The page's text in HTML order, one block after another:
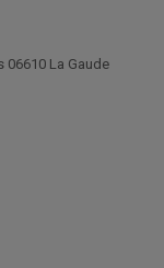
06610 La Gaude